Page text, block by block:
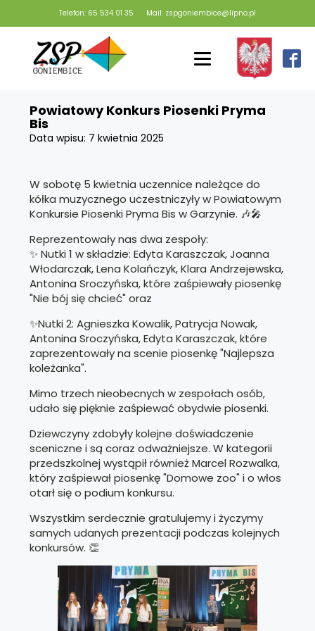
Telefon: 65 534 01 35 Mail: zspgoniembice@lipno.pl
Powiatowy Konkurs Piosenki Pryma
Bis
Data wpisu: 7 kwietnia 2025
W sobotę 5 kwietnia uczennice należące do
kółka muzycznego uczestniczyły w Powiatowym
Konkursie Piosenki Pryma Bis w Garzynie. 🎶🎤
Reprezentowały nas dwa zespoły:
✨ Nutki 1 w składzie: Edyta Karaszczak, Joanna
Włodarczak, Lena Kolańczyk, Klara Andrzejewska,
Antonina Sroczyńska, które zaśpiewały piosenkę
"Nie bój się chcieć" oraz
✨Nutki 2: Agnieszka Kowalik, Patrycja Nowak,
Antonina Sroczyńska, Edyta Karaszczak, które
zaprezentowały na scenie piosenkę "Najlepsza
koleżanka".
Mimo trzech nieobecnych w zespołach osób,
udało się pięknie zaśpiewać obydwie piosenki.
Dziewczyny zdobyły kolejne doświadczenie
sceniczne i są coraz odważniejsze. W kategorii
przedszkolnej wystąpił również Marcel Rozwalka,
który zaśpiewał piosenkę "Domowe zoo" i o włos
otarł się o podium konkursu.
Wszystkim serdecznie gratulujemy i życzymy
samych udanych prezentacji podczas kolejnych
konkursów. 👏